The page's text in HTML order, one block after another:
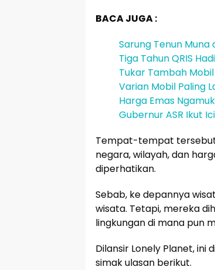
BACA JUGA :
Sarung Tenun Muna
Tiga Tahun QRIS
Tukar Tambah
Varian Mobil Paling
Harga Emas
Gubernur ASR Ikut
Tempat-tempat
negara, wilayah, dan
diperhatikan.
Sebab, ke depannya
wisata. Tetapi, mereka
lingkungan di mana pun
Dilansir Lonely Planet, ini
simak ulasan berikut.